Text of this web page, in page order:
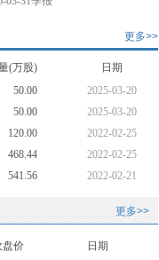
更多>>
(万股)
日期
50.00
2025-03-20
50.00
2025-03-20
120.00
2022-02-25
468.44
2022-02-25
541.56 2022-02-21
更多>>
盘价 日期